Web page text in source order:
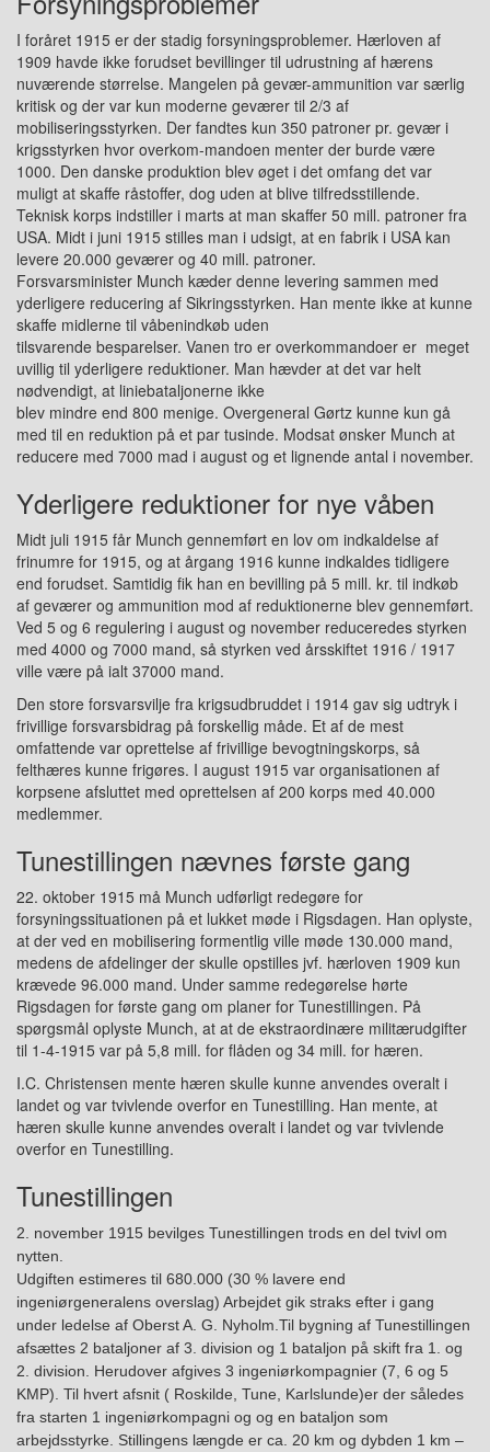
I foråret 1915 er der stadig forsyningsproblemer. Hærloven af
1909 havde ikke forudset bevillinger til udrustning af hærens
nuværende størrelse. Mangelen på gevær-ammunition var særlig
kritisk og der var kun moderne geværer til 2/3 af
mobiliseringsstyrken. Der fandtes kun 350 patroner pr. gevær i
krigsstyrken hvor overkom-mandoen menter der burde være
1000. Den danske produktion blev øget i det omfang det var
muligt at skaffe råstoffer, dog uden at blive tilfredsstillende.
Teknisk korps indstiller i marts at man skaffer 50 mill. patroner fra
USA. Midt i juni 1915 stilles man i udsigt, at en fabrik i USA kan
levere 20.000 geværer og 40 mill. patroner.
Forsvarsminister Munch kæder denne levering sammen med
yderligere reducering af Sikringsstyrken. Han mente ikke at kunne
skaffe midlerne til våbenindkøb uden
tilsvarende besparelser. Vanen tro er overkommandoer er meget
uvillig til yderligere reduktioner. Man hævder at det var helt
nødvendigt, at liniebataljonerne ikke
blev mindre end 800 menige. Overgeneral Gørtz kunne kun gå
med til en reduktion på et par tusinde. Modsat ønsker Munch at
reducere med 7000 mad i august og et lignende antal i november.
Yderligere reduktioner for nye våben
Midt juli 1915 får Munch gennemført en lov om indkaldelse af
frinumre for 1915, og at årgang 1916 kunne indkaldes tidligere
end forudset. Samtidig fik han en bevilling på 5 mill. kr. til indkøb
af geværer og ammunition mod af reduktionerne blev gennemført.
Ved 5 og 6 regulering i august og november reduceredes styrken
med 4000 og 7000 mand, så styrken ved årsskiftet 1916 / 1917
ville være på ialt 37000 mand.
Den store forsvarsvilje fra krigsudbruddet i 1914 gav sig udtryk i
frivillige forsvarsbidrag på forskellig måde. Et af de mest
omfattende var oprettelse af frivillige bevogtningskorps, så
felthæres kunne frigøres. I august 1915 var organisationen af
korpsene afsluttet med oprettelsen af 200 korps med 40.000
medlemmer.
Tunestillingen nævnes første gang
22. oktober 1915 må Munch udførligt redegøre for
forsyningssituationen på et lukket møde i Rigsdagen. Han oplyste,
at der ved en mobilisering formentlig ville møde 130.000 mand,
medens de afdelinger der skulle opstilles jvf. hærloven 1909 kun
krævede 96.000 mand. Under samme redegørelse hørte
Rigsdagen for første gang om planer for Tunestillingen. På
spørgsmål oplyste Munch, at at de ekstraordinære militærudgifter
til 1-4-1915 var på 5,8 mill. for flåden og 34 mill. for hæren.
I.C. Christensen mente hæren skulle kunne anvendes overalt i
landet og var tvivlende overfor en Tunestilling. Han mente, at
hæren skulle kunne anvendes overalt i landet og var tvivlende
overfor en Tunestilling.
Tunestillingen
2. november 1915 bevilges Tunestillingen trods en del tvivl om
nytten.
Udgiften estimeres til 680.000 (30 % lavere end
ingeniørgeneralens overslag) Arbejdet gik straks efter i gang
under ledelse af Oberst A. G. Nyholm.Til bygning af Tunestillingen
afsættes 2 bataljoner af 3. division og 1 bataljon på skift fra 1. og
2. division. Herudover afgives 3 ingeniørkompagnier (7, 6 og 5
KMP). Til hvert afsnit ( Roskilde, Tune, Karlslunde)er der således
fra starten 1 ingeniørkompagni og og en bataljon som
arbejdsstyrke. Stillingens længde er ca. 20 km og dybden 1 km –